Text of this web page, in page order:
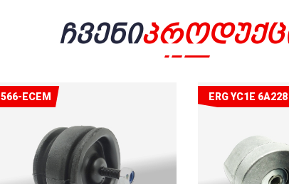
Ჩვენი
566-ECEM ERG YC1E